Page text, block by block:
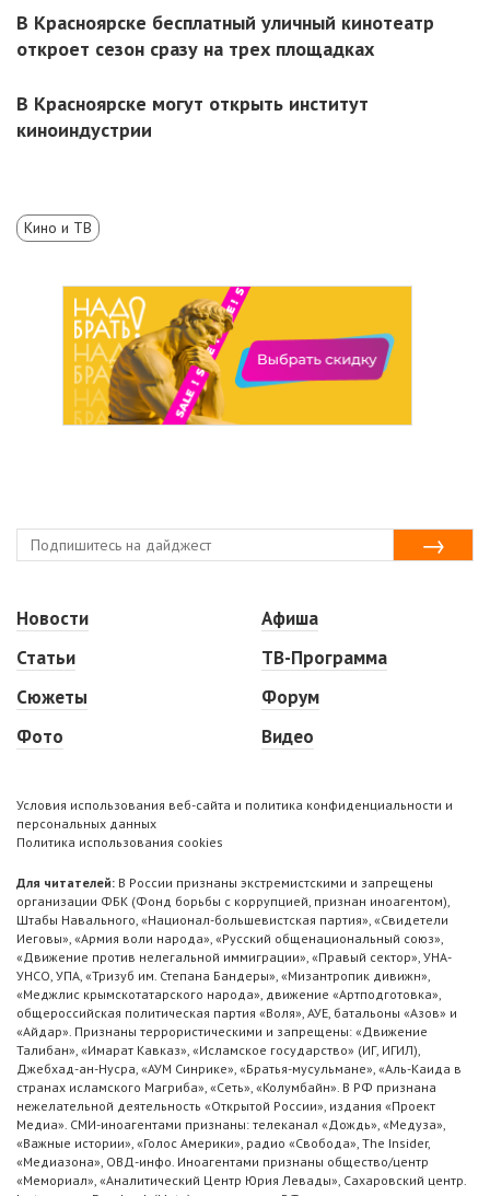
В Красноярске бесплатный уличный кинотеатр
откроет сезон сразу на трех площадках
В Красноярске могут открыть институт
киноиндустрии
Кино и ТВ
Новости
Статьи
Сюжеты
Фото
Афиша
ТВ-Программа
Форум
Видео
Условия использования веб-сайта и политика конфиденциальности и
персональных данных
Политика использования cookies
Для читателей: В России признаны экстремистскими и запрещены
организации ФБК (Фонд борьбы с коррупцией, признан иноагентом),
Штабы Навального, «Национал-большевистская партия», «Свидетели
Иеговы», «Армия воли народа», «Русский общенациональный союз»,
«Движение против нелегальной иммиграции», «Правый сектор», УНА-
УНСО, УПА, «Тризуб им. Степана Бандеры», «Мизантропик дивижн»,
«Меджлис крымскотатарского народа», движение «Артподготовка»,
общероссийская политическая партия «Воля», АУЕ, батальоны «Азов» и
«Айдар». Признаны террористическими и запрещены: «Движение
Талибан», «Имарат Кавказ», «Исламское государство» (ИГ, ИГИЛ),
Джебхад-ан-Нусра, «АУМ Синрике», «Братья-мусульмане», «Аль-Каида в
странах исламского Магриба», «Сеть», «Колумбайн». В РФ признана
нежелательной деятельность «Открытой России», издания «Проект
Медиа». СМИ-иноагентами признаны: телеканал «Дождь», «Медуза»,
«Важные истории», «Голос Америки», радио «Свобода», The Insider,
«Медиазона», ОВД-инфо. Иноагентами признаны общество/центр
«Мемориал», «Аналитический Центр Юрия Левады», Сахаровский центр.